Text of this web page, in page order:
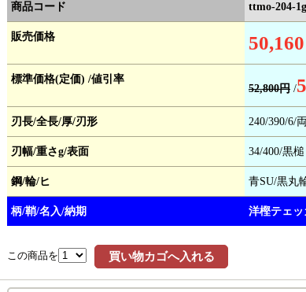
商品コード ttmo-204-
販売価格
標準価格(定価) /値引率
52,800円 /5
刃長/全長/厚/刃形 240/390/6/
刃幅/重さg/表面 34/400/黒槌
鋼/輪/ヒ 青SU/黒丸
柄/鞘/名入/納期 洋樫テェッ
この商品を 買い物カゴへ入れる